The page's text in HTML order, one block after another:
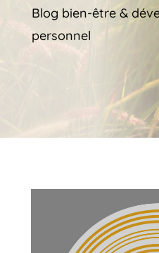
Blog bien-être &
personnel